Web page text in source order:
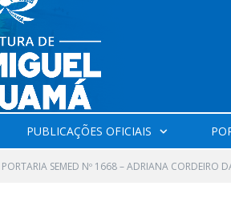
PUBLICAÇÕES OFICIAIS
PORTARIA SEMED Nº 1668 – ADRIANA CORDEIRO